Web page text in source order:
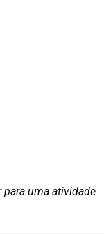
uma atividade